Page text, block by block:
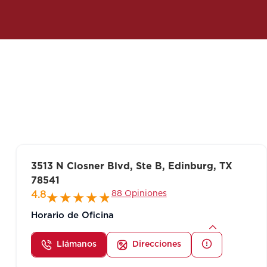
3513 N Closner Blvd, Ste B, Edinburg, TX
78541
4.8
88 Opiniones
Horario de Oficina
Llámanos Direcciones